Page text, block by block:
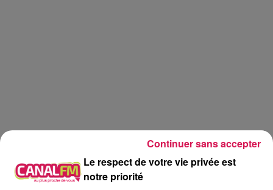
Le respect de votre vie privée est
notre priorité
Continuer sans accepter